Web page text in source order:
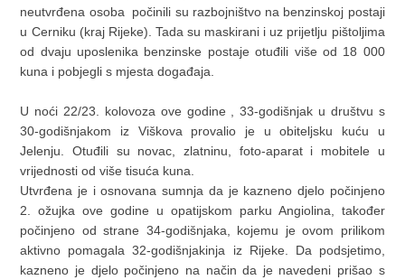
neutvrđena osoba počinili su razbojništvo na benzinskoj postaji
u Cerniku (kraj Rijeke). Tada su maskirani i uz prijetlju pištoljima
od dvaju uposlenika benzinske postaje otuđili više od 18 000
kuna i pobjegli s mjesta događaja.
U noći 22/23. kolovoza ove godine , 33-godišnjak u društvu s
30-godišnjakom iz Viškova provalio je u obiteljsku kuću u
Jelenju. Otuđili su novac, zlatninu, foto-aparat i mobitele u
vrijednosti od više tisuća kuna.
Utvrđena je i osnovana sumnja da je kazneno djelo počinjeno
2. ožujka ove godine u opatijskom parku Angiolina, također
počinjeno od strane 34-godišnjaka, kojemu je ovom prilikom
aktivno pomagala 32-godišnjakinja iz Rijeke. Da podsjetimo,
kazneno je djelo počinjeno na način da je navedeni prišao s